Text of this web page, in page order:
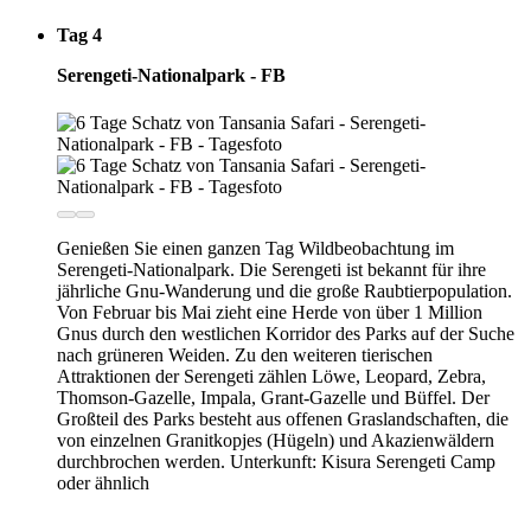
Tag 4
Serengeti-Nationalpark - FB
Genießen Sie einen ganzen Tag Wildbeobachtung im
Serengeti-Nationalpark. Die Serengeti ist bekannt für ihre
jährliche Gnu-Wanderung und die große Raubtierpopulation.
Von Februar bis Mai zieht eine Herde von über 1 Million
Gnus durch den westlichen Korridor des Parks auf der Suche
nach grüneren Weiden. Zu den weiteren tierischen
Attraktionen der Serengeti zählen Löwe, Leopard, Zebra,
Thomson-Gazelle, Impala, Grant-Gazelle und Büffel. Der
Großteil des Parks besteht aus offenen Graslandschaften, die
von einzelnen Granitkopjes (Hügeln) und Akazienwäldern
durchbrochen werden. Unterkunft: Kisura Serengeti Camp
oder ähnlich